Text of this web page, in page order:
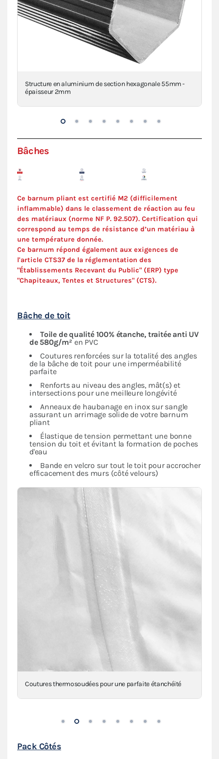
Structure en aluminium de section hexagonale 55mm -
épaisseur 2mm
Bâches
Ce barnum pliant est certifié M2 (difficilement
inflammable) dans le classement de réaction au feu
des matériaux (norme NF P. 92.507). Certification qui
correspond au temps de résistance d’un matériau à
une température donnée.
Ce barnum répond également aux exigences de
l'article CTS37 de la réglementation des
"Établissements Recevant du Public" (ERP) type
"Chapiteaux, Tentes et Structures" (CTS).
Bâche de toit
Toile de qualité 100% étanche, traitée anti UV
de 580g/m²en PVC
Coutures renforcées sur la totalité des angles
de la bâche de toit pour une imperméabilité
parfaite
Renforts au niveau des angles, mât(s) et
intersections pour une meilleure longévité
Anneaux de haubanage en inox sur sangle
assurant un arrimage solide de votre barnum
pliant
Élastique de tension permettant une bonne
tension du toit et évitant la formation de poches
d'eau
Bande en velcro sur tout le toit pour accrocher
efficacement des murs (côté velours)
Coutures thermosoudées pour une parfaite étanchéité
Pack Côtés